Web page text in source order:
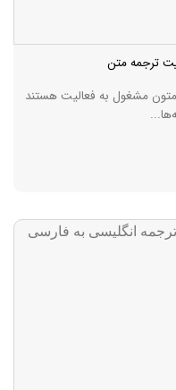
مشغول به فعالیت هستند